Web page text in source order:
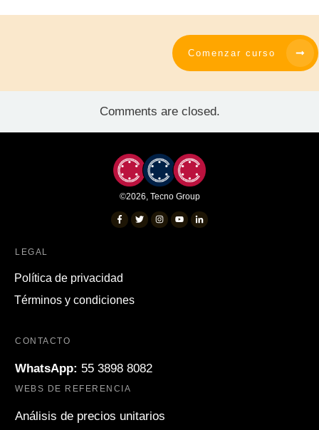
Comenzar curso
Comments are closed.
©2026 Tecno Group
LEGAL
Política de privacidad
Términos y condiciones
CONTACTO
WhatsApp: 55 3898 8082
WEBS DE REFERENCIA
Análisis de precios unitarios